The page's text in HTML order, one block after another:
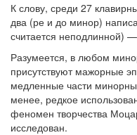
К слову, среди 27
два (ре и до минор)
считается неподлинной)
Разумеется, в любом
присутствуют мажорные
медленные части
менее, редкое
феномен творчества
исследован.